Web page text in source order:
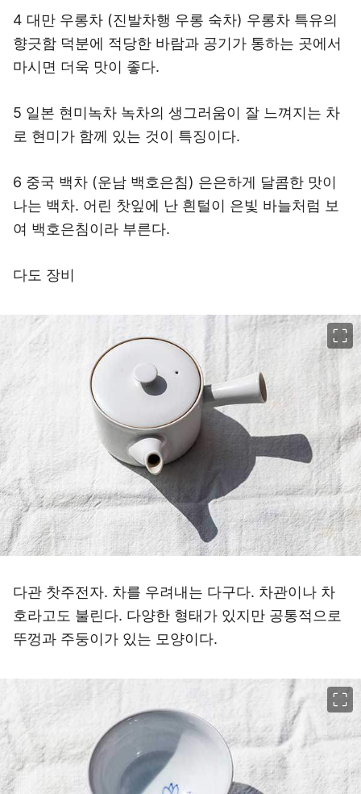
4 대만 우롱차 (진발차행 우롱 숙차) 우롱차 특유의
향긋함 덕분에 적당한 바람과 공기가 통하는 곳에서
마시면 더욱 맛이 좋다.
5 일본 현미녹차 녹차의 생그러움이 잘 느껴지는 차
로 현미가 함께 있는 것이 특징이다.
6 중국 백차 (운남 백호은침) 은은하게 달콤한 맛이
나는 백차. 어린 찻잎에 난 흰털이 은빛 바늘처럼 보
여 백호은침이라 부른다.
다도 장비
다관 찻주전자. 차를 우려내는 다구다. 차관이나 차
호라고도 불린다. 다양한 형태가 있지만 공통적으로
뚜껑과 주둥이가 있는 모양이다.